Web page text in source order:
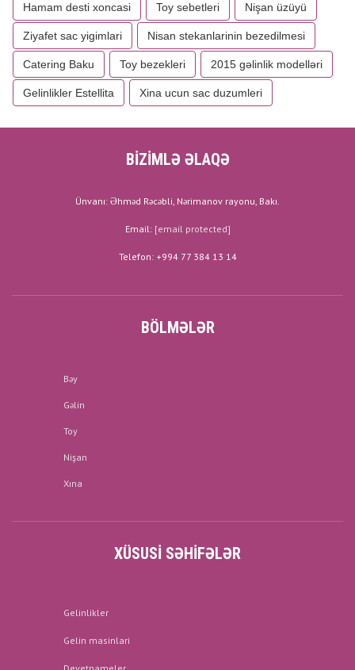
Hamam desti xoncasi Toy sebetleri Nişan üzüyü
Ziyafet sac yigimlari Nisan stekanlarinin bezedilmesi
Catering Baku Toy bezekleri 2015 gəlinlik modelləri
Gelinlikler Estellita Xina ucun sac duzumleri
BİZİMLƏ ƏLAQƏ
Ünvanı: Əhməd Rəcəbli, Nərimanov rayonu, Bakı.
Email: [email protected]
Telefon: +994 77 384 13 14
BÖLMƏLƏR
Bəy
Gəlin
Toy
Nişan
Xına
XÜSUSI SƏHIFƏLƏR
Gelinlikler
Gelin masinlari